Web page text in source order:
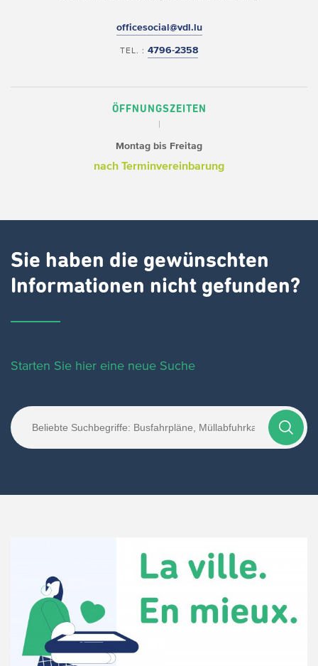
officesocial@vdl.lu
TEL. : 4796-2358
ÖFFNUNGSZEITEN
Montag bis Freitag
nach Terminvereinbarung
Sie haben die gewünschten
Informationen nicht gefunden?
Starten Sie hier eine neue Suche